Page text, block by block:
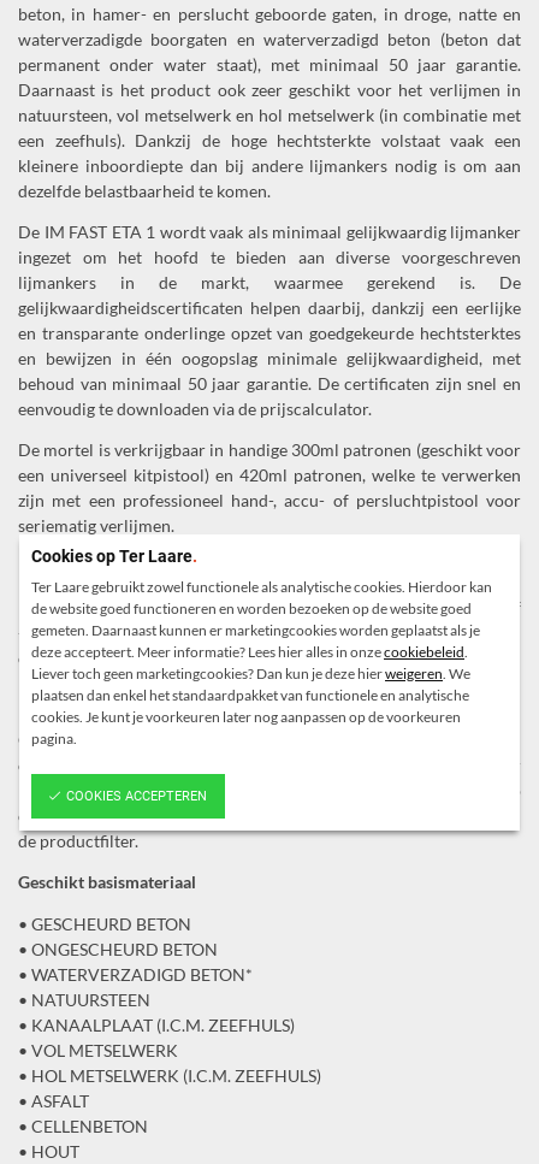
beton, in hamer- en perslucht geboorde gaten, in droge, natte en
waterverzadigde boorgaten en waterverzadigd beton (beton dat
permanent onder water staat), met minimaal 50 jaar garantie.
Daarnaast is het product ook zeer geschikt voor het verlijmen in
natuursteen, vol metselwerk en hol metselwerk (in combinatie met
een zeefhuls). Dankzij de hoge hechtsterkte volstaat vaak een
kleinere inboordiepte dan bij andere lijmankers nodig is om aan
dezelfde belastbaarheid te komen.
De IM FAST ETA 1 wordt vaak als minimaal gelijkwaardig lijmanker
ingezet om het hoofd te bieden aan diverse voorgeschreven
lijmankers in de markt, waarmee gerekend is. De
gelijkwaardigheidscertificaten helpen daarbij, dankzij een eerlijke
en transparante onderlinge opzet van goedgekeurde hechtsterktes
en bewijzen in één oogopslag minimale gelijkwaardigheid, met
behoud van minimaal 50 jaar garantie. De certificaten zijn snel en
eenvoudig te downloaden via de prijscalculator.
De mortel is verkrijgbaar in handige 300ml patronen (geschikt voor
een universeel kitpistool) en 420ml patronen, welke te verwerken
zijn met een professioneel hand-, accu- of persluchtpistool voor
seriematig verlijmen.
Nadelen
Het voordeel van een sneldrogende mortel (verwerkbaar vanaf
-10°C) kan ook een nadeel opleveren bij grotere inboordieptes, in
combinatie met warme temperaturen.
Product eigenschappen
Onderstaande product eigenschappen zijn op artikelniveau
opgenomen in de productfilter om snel op zoek te kunnen gaan naar
het juiste product bij de juiste toepassing. Een toelichting op
onderstaande wordt gegeven via de blauwe informatie balletjes in
de productfilter.
Geschikt basismateriaal
• GESCHEURD BETON
• ONGESCHEURD BETON
• WATERVERZADIGD BETON*
• NATUURSTEEN
• KANAALPLAAT (I.C.M. ZEEFHULS)
• VOL METSELWERK
• HOL METSELWERK (I.C.M. ZEEFHULS)
• ASFALT
• CELLENBETON
• HOUT
Cookies op Ter Laare.
Ter Laare gebruikt zowel functionele als analytische cookies. Hierdoor kan
de website goed functioneren en worden bezoeken op de website goed
gemeten. Daarnaast kunnen er marketingcookies worden geplaatst als je
deze accepteert. Meer informatie? Lees hier alles in onzecookiebeleid.
Liever toch geen marketingcookies? Dan kun je deze hierweigeren. We
plaatsen dan enkel het standaardpakket van functionele en analytische
cookies. Je kunt je voorkeuren later nog aanpassen op de voorkeuren
pagina.
COOKIES ACCEPTEREN